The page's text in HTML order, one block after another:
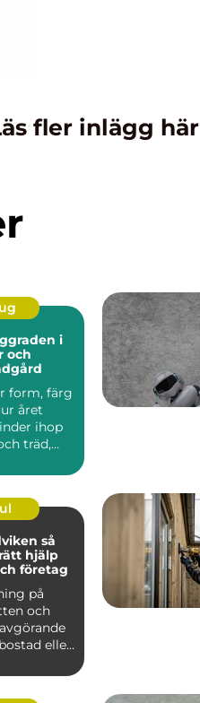
fler inlägg här
och
form, färg
året
ihop
träd,
så
hjälp
företag
på
och
eller